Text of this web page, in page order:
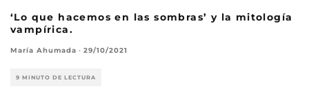
‘Lo que hacemos en las sombras’ y la mitología
vampírica.
María Ahumada · 29/10/2021
9 MINUTO DE LECTURA